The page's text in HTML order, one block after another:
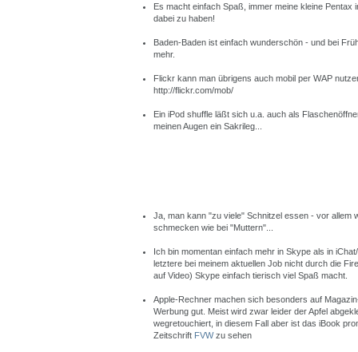
Es macht einfach Spaß, immer meine kleine Pentax
dabei zu haben!
Baden-Baden ist einfach wunderschön - und bei
mehr.
Flickr kann man übrigens auch mobil per WAP
http://flickr.com/mob/
Ein iPod shuffle läßt sich u.a. auch als
meinen Augen ein Sakrileg...
Ja, man kann "zu viele" Schnitzel essen - vor allem
schmecken wie bei "Muttern"...
Ich bin momentan einfach mehr in Skype als in
letztere bei meinem aktuellen Job nicht durch die
auf Video) Skype einfach tierisch viel Spaß macht.
Apple-Rechner machen sich besonders auf
Werbung gut. Meist wird zwar leider der Apfel
wegretouchiert, in diesem Fall aber ist das iBook
Zeitschrift FVWzu sehen